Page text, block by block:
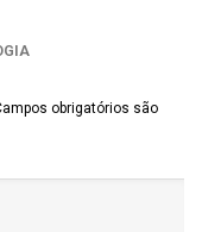
obrigatórios são